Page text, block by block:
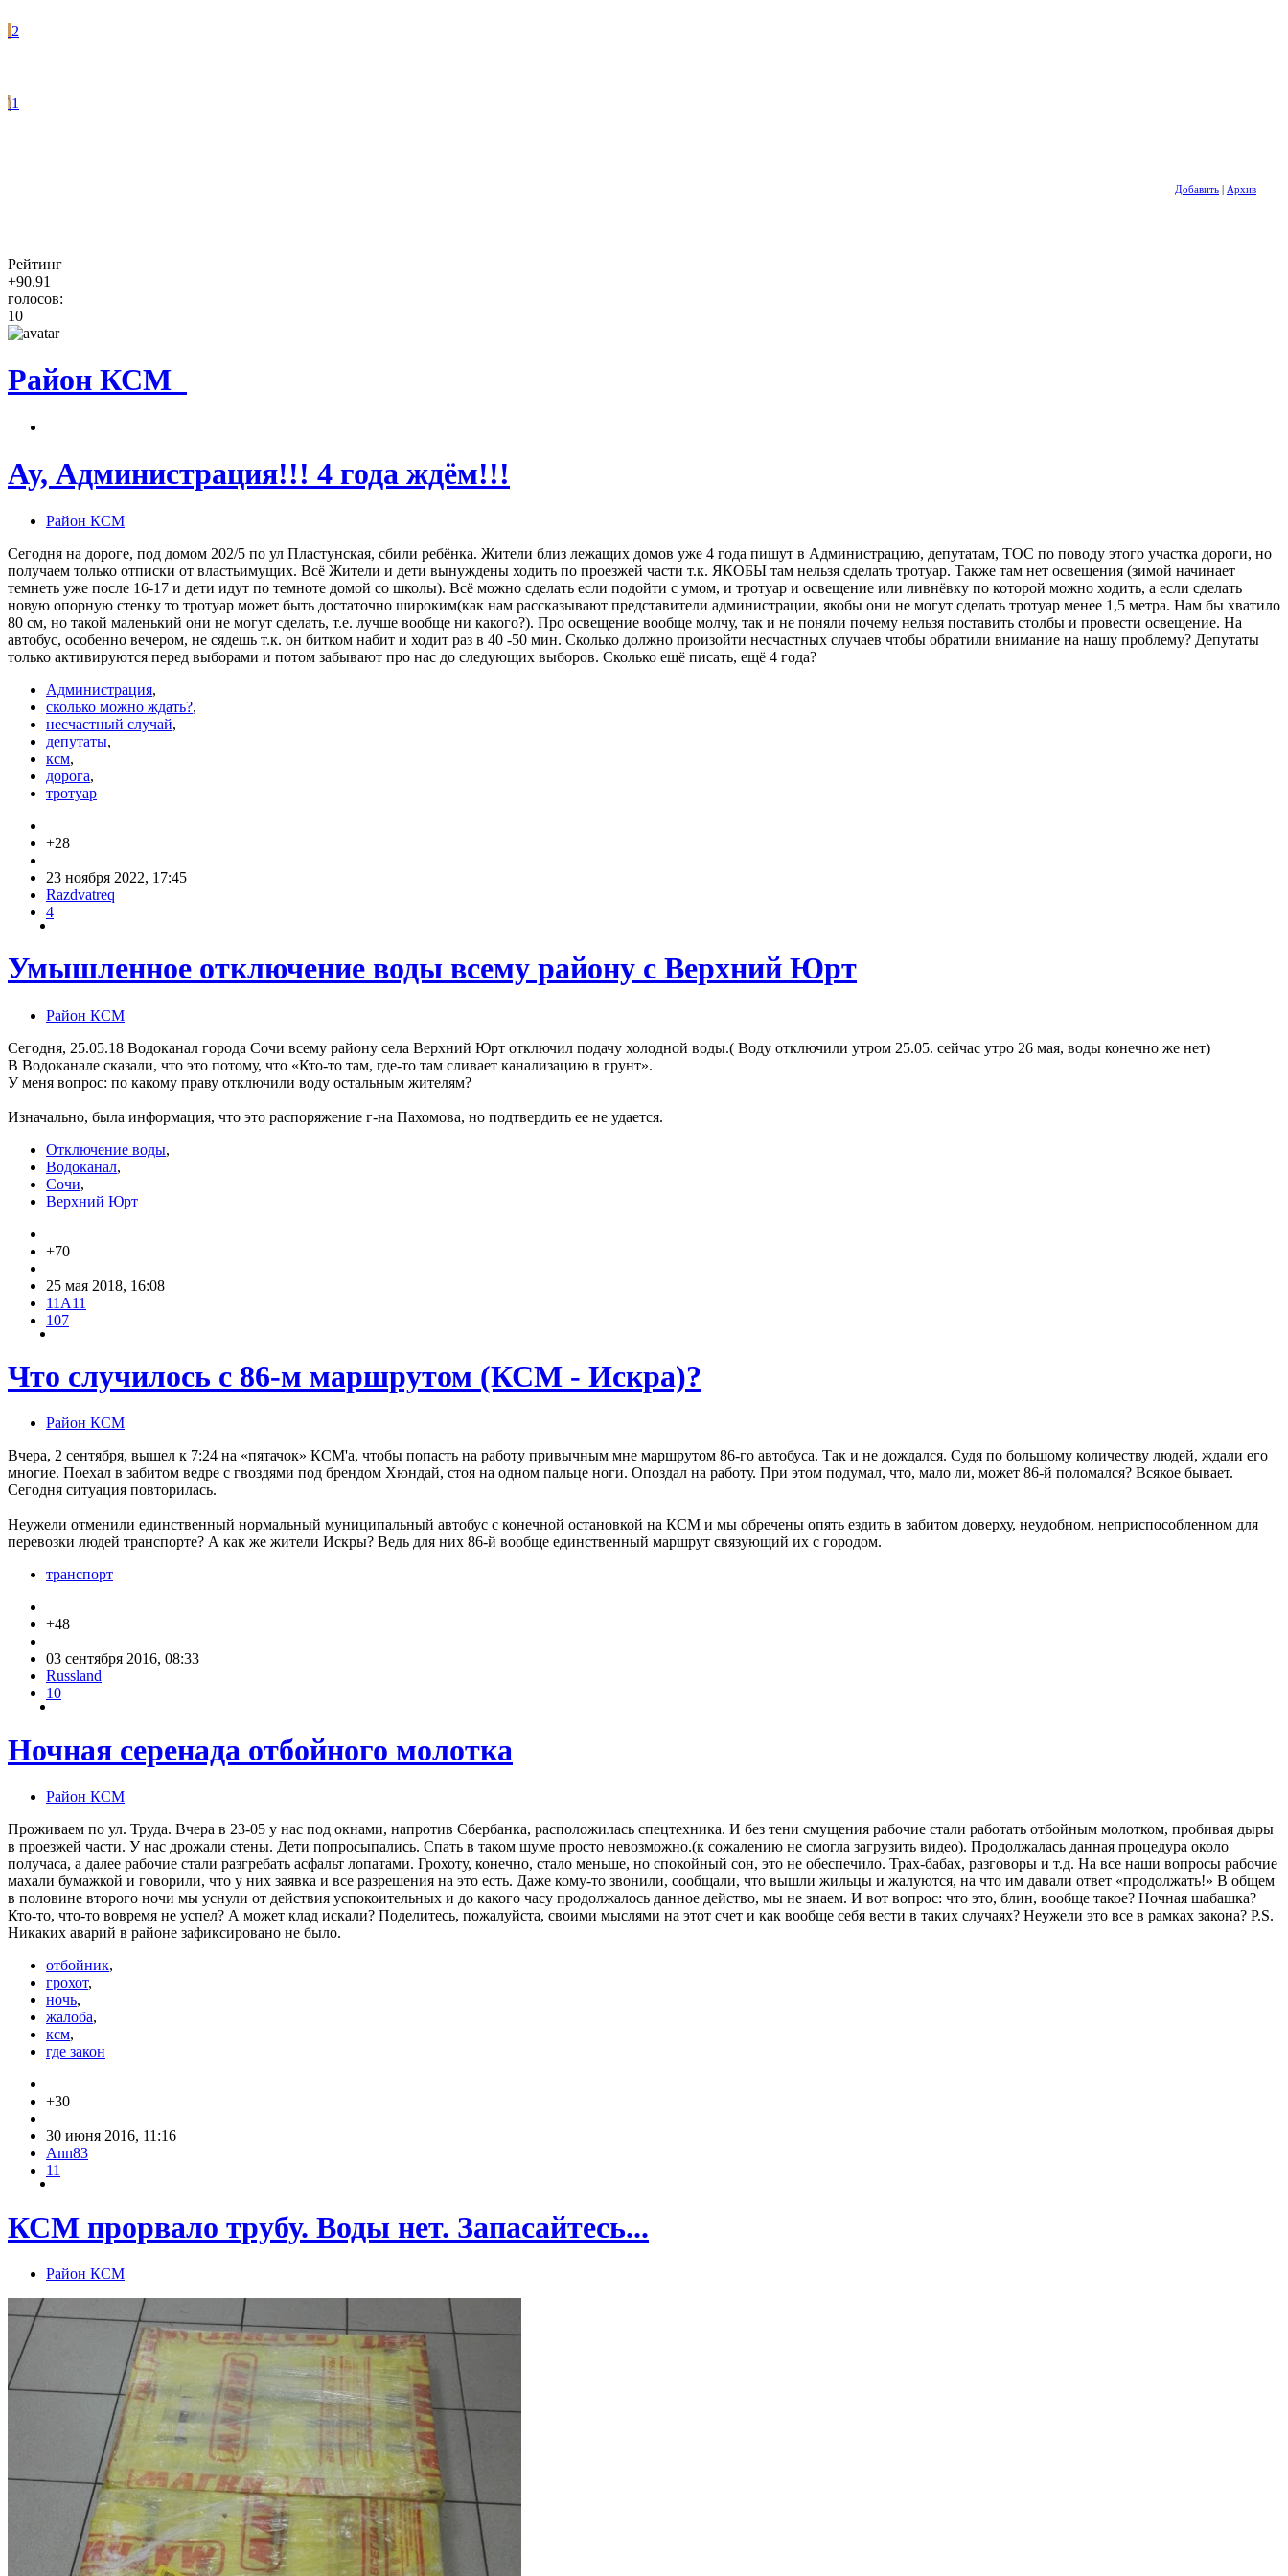
2
1
Добавить | Архив
Рейтинг
+90.91
голосов:
10
Район КСМ
Ау, Администрация!!! 4 года ждём!!!
Район КСМ
Сегодня на дороге, под домом 202/5 по ул Пластунская, сбили ребёнка. Жители близ лежащих домов уже 4 года пишут в Администрацию, депутатам, ТОС по поводу этого участка дороги, но
получаем только отписки от властьимущих. Всё Жители и дети вынуждены ходить по проезжей части т.к. ЯКОБЫ там нельзя сделать тротуар. Также там нет освещения (зимой начинает
темнеть уже после 16-17 и дети идут по темноте домой со школы). Всё можно сделать если подойти с умом, и тротуар и освещение или ливнёвку по которой можно ходить, а если сделать
новую опорную стенку то тротуар может быть достаточно широким(как нам рассказывают представители администрации, якобы они не могут сделать тротуар менее 1,5 метра. Нам бы хватило
80 см, но такой маленький они не могут сделать, т.е. лучше вообще ни какого?). Про освещение вообще молчу, так и не поняли почему нельзя поставить столбы и провести освещение. На
автобус, особенно вечером, не сядешь т.к. он битком набит и ходит раз в 40 -50 мин. Сколько должно произойти несчастных случаев чтобы обратили внимание на нашу проблему? Депутаты
только активируются перед выборами и потом забывают про нас до следующих выборов. Сколько ещё писать, ещё 4 года?
Администрация,
сколько можно ждать?,
несчастный случай,
депутаты,
ксм,
дорога,
тротуар
+28
23 ноября 2022, 17:45
Razdvatreq
4
Умышленное отключение воды всему району с Верхний Юрт
Район КСМ
Сегодня, 25.05.18 Водоканал города Сочи всему району села Верхний Юрт отключил подачу холодной воды.( Воду отключили утром 25.05. сейчас утро 26 мая, воды конечно же нет)
В Водоканале сказали, что это потому, что «Кто-то там, где-то там сливает канализацию в грунт».
У меня вопрос: по какому праву отключили воду остальным жителям?
Изначально, была информация, что это распоряжение г-на Пахомова, но подтвердить ее не удается.
Отключение воды,
Водоканал,
Сочи,
Верхний Юрт
+70
25 мая 2018, 16:08
11A11
107
Что случилось с 86-м маршрутом (КСМ - Искра)?
Район КСМ
Вчера, 2 сентября, вышел к 7:24 на «пятачок» КСМ'а, чтобы попасть на работу привычным мне маршрутом 86-го автобуса. Так и не дождался. Судя по большому количеству людей, ждали его
многие. Поехал в забитом ведре с гвоздями под брендом Хюндай, стоя на одном пальце ноги. Опоздал на работу. При этом подумал, что, мало ли, может 86-й поломался? Всякое бывает.
Сегодня ситуация повторилась.
Неужели отменили единственный нормальный муниципальный автобус с конечной остановкой на КСМ и мы обречены опять ездить в забитом доверху, неудобном, неприспособленном для
перевозки людей транспорте? А как же жители Искры? Ведь для них 86-й вообще единственный маршрут связующий их с городом.
транспорт
+48
03 сентября 2016, 08:33
Russland
10
Ночная серенада отбойного молотка
Район КСМ
Проживаем по ул. Труда. Вчера в 23-05 у нас под окнами, напротив Сбербанка, расположилась спецтехника. И без тени смущения рабочие стали работать отбойным молотком, пробивая дыры
в проезжей части. У нас дрожали стены. Дети попросыпались. Спать в таком шуме просто невозможно.(к сожалению не смогла загрузить видео). Продолжалась данная процедура около
получаса, а далее рабочие стали разгребать асфальт лопатами. Грохоту, конечно, стало меньше, но спокойный сон, это не обеспечило. Трах-бабах, разговоры и т.д. На все наши вопросы рабочие
махали бумажкой и говорили, что у них заявка и все разрешения на это есть. Даже кому-то звонили, сообщали, что вышли жильцы и жалуются, на что им давали ответ «продолжать!» В общем
в половине второго ночи мы уснули от действия успокоительных и до какого часу продолжалось данное действо, мы не знаем. И вот вопрос: что это, блин, вообще такое? Ночная шабашка?
Кто-то, что-то вовремя не успел? А может клад искали? Поделитесь, пожалуйста, своими мыслями на этот счет и как вообще себя вести в таких случаях? Неужели это все в рамках закона? P.S.
Никаких аварий в районе зафиксировано не было.
отбойник,
грохот,
ночь,
жалоба,
ксм,
где закон
+30
30 июня 2016, 11:16
Ann83
11
КСМ прорвало трубу. Воды нет. Запасайтесь...
Район КСМ